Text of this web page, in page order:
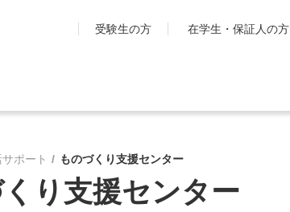
受験生の方 在学生・保証人の方
工学院大学の教育
先進工学部
工学部
ポート ものづくり支援センター
り支援センター